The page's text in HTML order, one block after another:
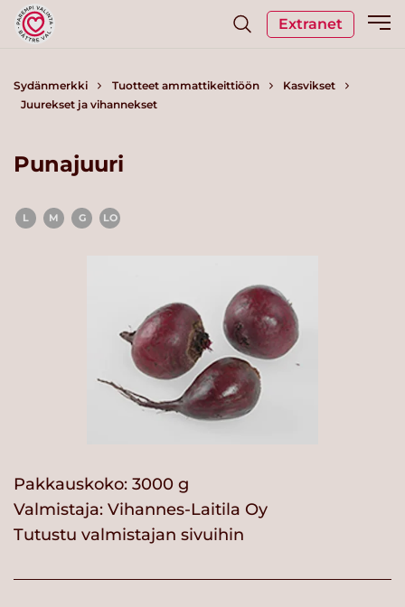
Extranet
Sydänmerkki Tuotteet ammattikeittiöön
Kasvikset
Juurekset ja vihannekset
Punajuuri
L M G LO
Pakkauskoko: 3000 g
Valmistaja: Vihannes-Laitila Oy
Tutustu valmistajan sivuihin